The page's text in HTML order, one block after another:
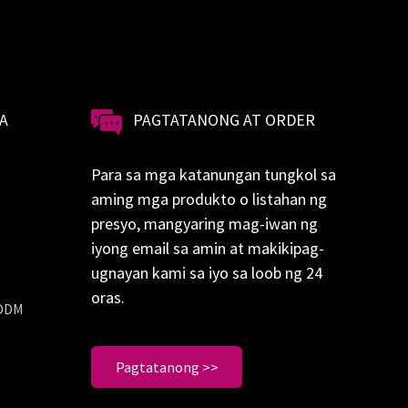
PAGTATANONG AT ORDER
Para sa mga katanungan tungkol sa
aming mga produkto o listahan ng
presyo, mangyaring mag-iwan ng
iyong email sa amin at makikipag-
ugnayan kami sa iyo sa loob ng 24
oras.
Pagtatanong >>